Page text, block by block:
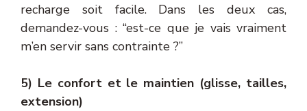
recharge soit facile. Dans les deux cas,
demandez-vous : “est-ce que je vais vraiment
m’en servir sans contrainte ?”
5) Le confort et le maintien (glisse, tailles,
extension)